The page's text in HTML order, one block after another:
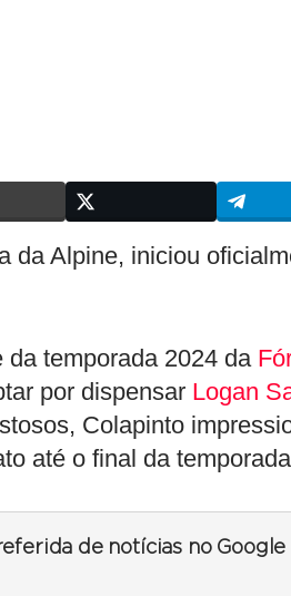
da Alpine, iniciou
temporada 2024 da
por dispensar Logan
Colapinto
até o final da
de notícias no Google